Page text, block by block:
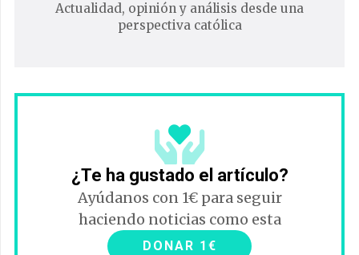
Actualidad, opinión y análisis desde una
perspectiva católica
¿Te ha gustado el artículo?
Ayúdanos con 1€ para seguir
haciendo noticias como esta
DONAR 1€